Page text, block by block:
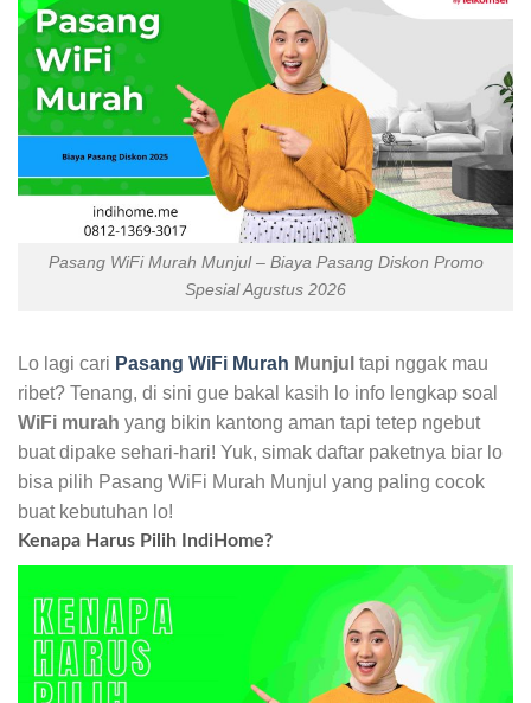
Pasang WiFi Murah Munjul – Biaya Pasang Diskon Promo
Spesial Agustus 2026
Lo lagi cari Pasang WiFi Murah Munjul tapi nggak mau
ribet? Tenang, di sini gue bakal kasih lo info lengkap soal
WiFi murah yang bikin kantong aman tapi tetep ngebut
buat dipake sehari-hari! Yuk, simak daftar paketnya biar lo
bisa pilih Pasang WiFi Murah Munjul yang paling cocok
buat kebutuhan lo!
Kenapa Harus Pilih IndiHome?